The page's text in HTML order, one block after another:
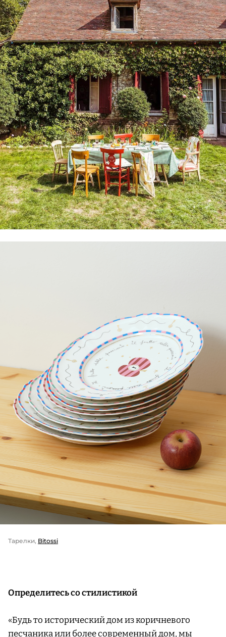
Тарелки, Bitossi
Определитесь со стилистикой
«Будь то исторический дом из коричневого
песчаника или более современный дом, мы